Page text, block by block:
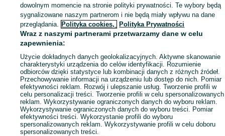
Popularne wyszukiwania
dowolnym momencie na stronie polityki prywatności. Te wybory będą
sygnalizowane naszym partnerom i nie będą miały wpływu na dane
przeglądania. Polityka cookies, Polityka Prywatności
Wraz z naszymi partnerami przetwarzamy dane w celu
zapewnienia:
Użycie dokładnych danych geolokalizacyjnych. Aktywne skanowanie
charakterystyki urządzenia do celów identyfikacji. Rozumienie
odbiorców dzięki statystyce lub kombinacji danych z różnych źródeł.
Przechowywanie informacji na urządzeniu lub dostęp do nich. Pomiar
efektywności reklam. Rozwój i ulepszanie usług. Tworzenie profili w
celu personalizacji treści. Tworzenie profili w celu spersonalizowanych
reklam. Wykorzystywanie ograniczonych danych do wyboru reklam.
Wykorzystywanie ograniczonych danych do wyboru treści. Pomiar
efektywności treści. Wykorzystanie profili do wyboru
spersonalizowanych reklam. Wykorzystywanie profili w celu doboru
spersonalizowanych treści.